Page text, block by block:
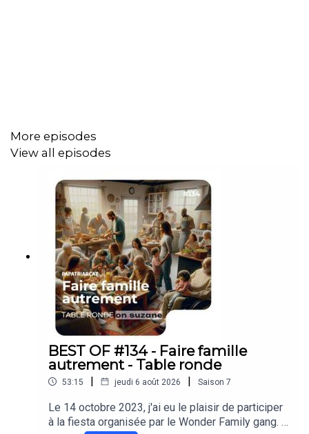
A très vite !
Plus d'informations sur krys.com/sante
More episodes
View all episodes
BEST OF #134 - Faire famille
autrement - Table ronde
53:15 | jeudi 6 août 2026 | Saison 7
Le 14 octobre 2023, j'ai eu le plaisir de participer
à la fiesta organisée par le Wonder Family gang. U